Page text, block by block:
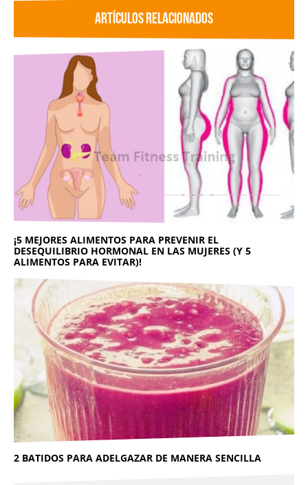
ARTÍCULOS RELACIONADOS
¡5 MEJORES ALIMENTOS PARA PREVENIR EL
DESEQUILIBRIO HORMONAL EN LAS MUJERES (Y 5
ALIMENTOS PARA EVITAR)!
2 BATIDOS PARA ADELGAZAR DE MANERA SENCILLA